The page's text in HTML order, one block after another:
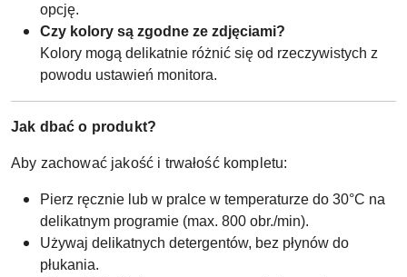
opcję.
Czy kolory są zgodne ze zdjęciami?
Kolory mogą delikatnie różnić się od rzeczywistych z
powodu ustawień monitora.
Jak dbać o produkt?
Aby zachować jakość i trwałość kompletu:
Pierz ręcznie lub w pralce w temperaturze do 30°C na
delikatnym programie (max. 800 obr./min).
Używaj delikatnych detergentów, bez płynów do
płukania.